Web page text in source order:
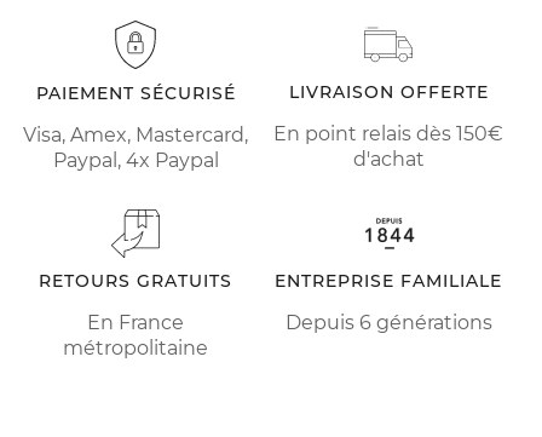
PAIEMENT SÉCURISÉ
Visa, Amex, Mastercard,
Paypal, 4x Paypal
LIVRAISON OFFERTE
En point relais dès 150€
d'achat
RETOURS GRATUITS
En France
métropolitaine
ENTREPRISE FAMILIALE
Depuis 6 générations